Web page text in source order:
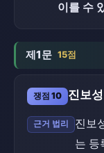
이를 수
제1문 15점
쟁점 10 진보
근거 법리
진보
는 등